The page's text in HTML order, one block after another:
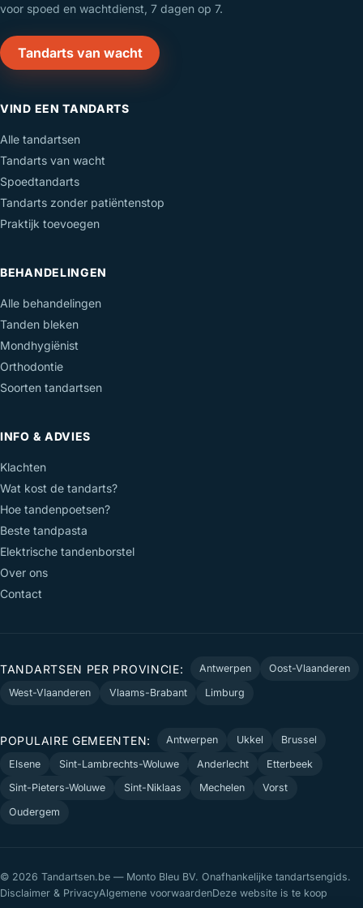
voor spoed en wachtdienst, 7 dagen op 7.
Tandarts van wacht
VIND EEN TANDARTS
Alle tandartsen
Tandarts van wacht
Spoedtandarts
Tandarts zonder patiëntenstop
Praktijk toevoegen
BEHANDELINGEN
Alle behandelingen
Tanden bleken
Mondhygiënist
Orthodontie
Soorten tandartsen
INFO & ADVIES
Klachten
Wat kost de tandarts?
Hoe tandenpoetsen?
Beste tandpasta
Elektrische tandenborstel
Over ons
Contact
TANDARTSEN PER PROVINCIE: Antwerpen
Oost-Vlaanderen
West-Vlaanderen
Vlaams-Brabant Limburg
POPULAIRE GEMEENTEN: Antwerpen Ukkel
Brussel
Elsene
Sint-Lambrechts-Woluwe Anderlecht
Etterbeek
Sint-Pieters-Woluwe
Sint-Niklaas Mechelen
Vorst
Oudergem
© 2026 Tandartsen.be — Monto Bleu BV. Onafhankelijke tandartsengids.
Disclaimer & PrivacyAlgemene voorwaardenDeze website is te koop